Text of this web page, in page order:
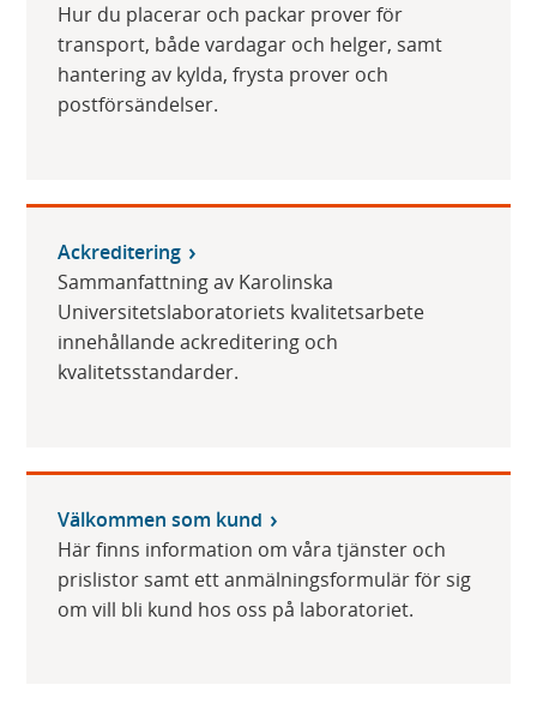
Hur du placerar och packar prover för
transport, både vardagar och helger, samt
hantering av kylda, frysta prover och
postförsändelser.
Ackreditering
Sammanfattning av Karolinska
Universitetslaboratoriets kvalitetsarbete
innehållande ackreditering och
kvalitetsstandarder.
Välkommen som kund
Här finns information om våra tjänster och
prislistor samt ett anmälningsformulär för sig
om vill bli kund hos oss på laboratoriet.